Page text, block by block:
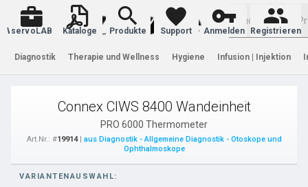
Warenkorb
servoLAB Kataloge Produkte Support Anmelden Registrieren
Diagnostik Therapie und Wellness Hygiene Infusion | Injektion
Connex CIWS 8400 Wandeinheit
PRO 6000 Thermometer
Art.Nr.: #19914| aus Diagnostik - Allgemeine Diagnostik - Otoskope und
Ophthalmoskope
VARIANTENAUSWAHL: